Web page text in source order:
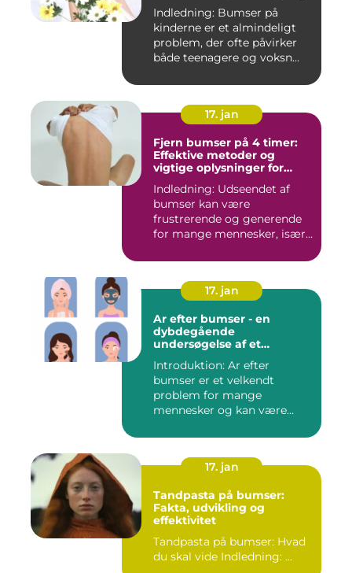
Indledning: Bumser på
kinderne er et almindeligt
problem, der ofte påvirker
både teenagere og voksn...
17. jan
Fjern bumser på 4 timer:
Effektive metoder og
vigtige oplysninger for
forbrugere
Indledning: Udseendet af
bumser kan være
frustrerende og generende
for mange mennesker, især
17. jan
Ar efter bumser - en
dybdegående
undersøgelse af et
skønhedsproblem
Introduktion: Ar efter
bumser er et velkendt
problem for mange
mennesker og kan være
17. jan
Tandpasta på bumser:
Fakta, udvikling og
effektivitet
Tandpasta på bumser: Hvad
du skal vide Indledning: ...